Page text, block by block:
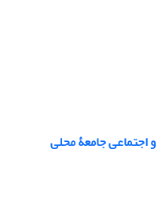
اجتماعی جامعۀ محلی